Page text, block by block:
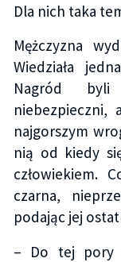
Dla nich taka
Mężczyzna
Wiedziała
Nagród
niebezpieczni,
najgorszym
nią od kiedy
człowiekiem.
czarna,
podając jej
– Do tej pory